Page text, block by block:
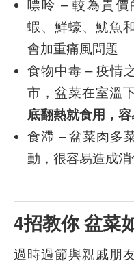
嘌呤 – 較為貴
蝦、鮮蠔、魷魚
會加重痛風問題
食物中毒 – 疫情
市，盆菜在室溫
底翻熱就食用，
食滯 – 盆菜肉多
動，很容易造成消
4招教你 盆菜
過時過節與親戚朋